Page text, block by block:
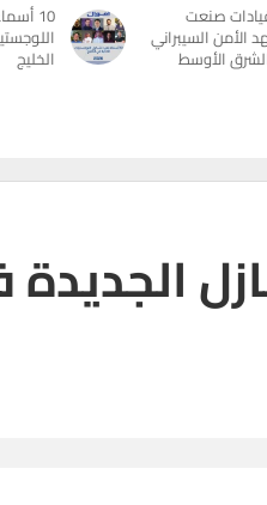
قيادات صنعت
الأمن السيبراني
الأوسط
10
الخليج